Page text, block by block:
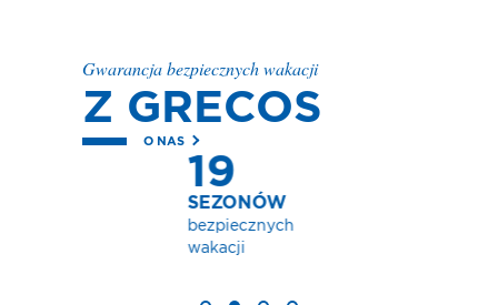
Gwarancja bezpiecznych wakacji
Z GRECOS
O NAS